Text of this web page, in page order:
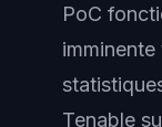
PoC
Tenable